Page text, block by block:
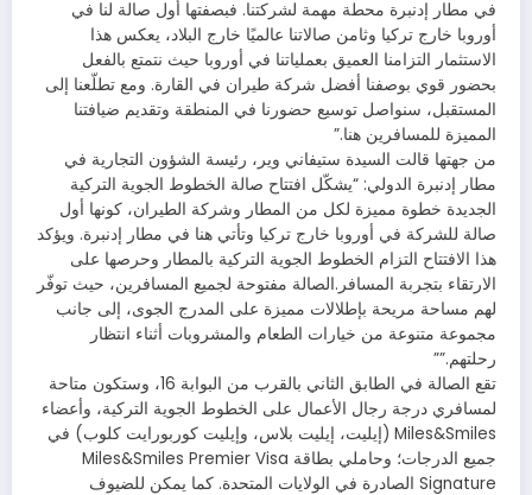
في مطار إدنبرة محطة مهمة لشركتنا. فبصفتها أول صالة لنا في
أوروبا خارج تركيا وثامن صالاتنا عالميًا خارج البلاد، يعكس هذا
الاستثمار التزامنا العميق بعملياتنا في أوروبا حيث نتمتع بالفعل
بحضور قوي بوصفنا أفضل شركة طيران في القارة. ومع تطلّعنا إلى
المستقبل، سنواصل توسيع حضورنا في المنطقة وتقديم ضيافتنا
المميزة للمسافرين هنا.”
من جهتها قالت السيدة ستيفاني وير، رئيسة الشؤون التجارية في
مطار إدنبرة الدولي: “يشكّل افتتاح صالة الخطوط الجوية التركية
الجديدة خطوة مميزة لكل من المطار وشركة الطيران، كونها أول
صالة للشركة في أوروبا خارج تركيا وتأتي هنا في مطار إدنبرة. ويؤكد
هذا الافتتاح التزام الخطوط الجوية التركية بالمطار وحرصها على
الارتقاء بتجربة المسافر.الصالة مفتوحة لجميع المسافرين، حيث توفّر
لهم مساحة مريحة بإطلالات مميزة على المدرج الجوى، إلى جانب
مجموعة متنوعة من خيارات الطعام والمشروبات أثناء انتظار
رحلتهم.””
تقع الصالة في الطابق الثاني بالقرب من البوابة 16، وستكون متاحة
لمسافري درجة رجال الأعمال على الخطوط الجوية التركية، وأعضاء
Miles&Smiles (إيليت، إيليت بلاس، وإيليت كوربورايت كلوب) في
جميع الدرجات؛ وحاملي بطاقة Miles&Smiles Premier Visa
Signature الصادرة في الولايات المتحدة. كما يمكن للضيوف